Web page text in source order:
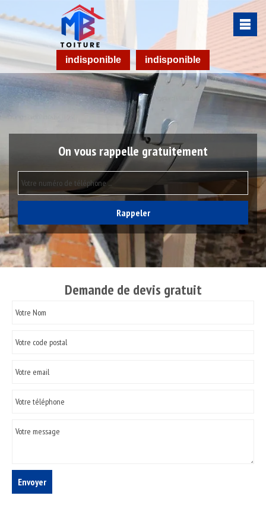
indisponible indisponible
On vous rappelle gratuitement
Demande de devis gratuit